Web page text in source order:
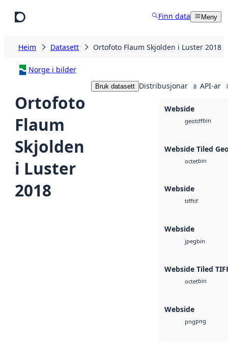
Finn data Meny
Heim Datasett Ortofoto Flaum Skjolden i Luster 2018
Norge i bilder
Ortofoto
Flaum
Skjolden
i Luster
2018
Bruk datasett Distribusjonar 8 API-ar
Webside
geotiffbin
Webside Tiled
octetbin
Webside
tifftif
Webside
jpegbin
Webside Tiled
octetbin
Webside
pngpng